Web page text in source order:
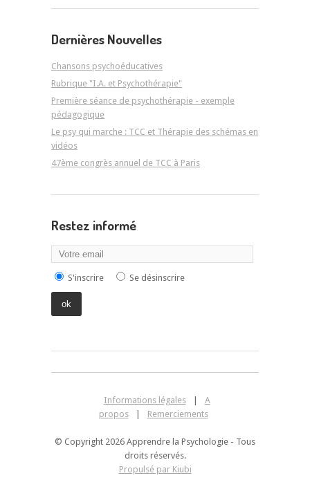
Dernières Nouvelles
Chansons psychoéducatives
Rubrique "I.A. et Psychothérapie"
Première séance de psychothérapie - exemple
pédagogique
Le psy qui marche : TCC et Thérapie des schémas en
vidéos
47ème congrès annuel de TCC à Paris
Restez informé
S'inscrire Se désinscrire
Informations légales
A
propos
Remerciements
© Copyright 2026 Apprendre la Psychologie - Tous
droits réservés.
Propulsé par Kiubi